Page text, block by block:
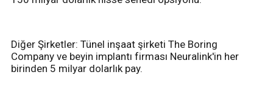
Diğer Şirketler: Tünel inşaat şirketi The Boring
Company ve beyin implantı firması Neuralink'in her
birinden 5 milyar dolarlık pay.